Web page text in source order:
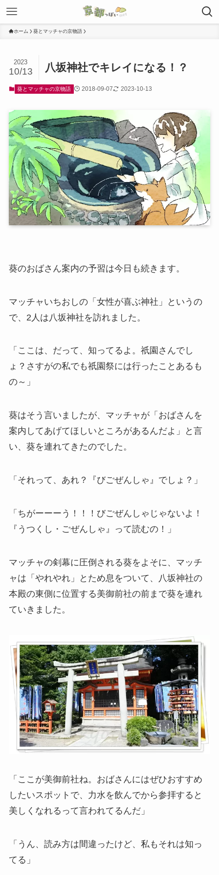
ホーム 葵とマッチャの京物語
八坂神社でキレイになる！？
2023
10/13
葵とマッチャの京物語 2018-09-07 2023-10-13
葵のおばさん案内の予習は今日も続きます。
マッチャいちおしの「女性が喜ぶ神社」というの
で、2人は八坂神社を訪れました。
「ここは、だって、知ってるよ。祇園さんでし
ょ？さすがの私でも祇園祭には行ったことあるも
の～」
葵はそう言いましたが、マッチャが「おばさんを
案内してあげてほしいところがあるんだよ」と言
い、葵を連れてきたのでした。
「それって、あれ？『びごぜんしゃ』でしょ？」
「ちがーーーう！！！びごぜんしゃじゃないよ！
『うつくし・ごぜんしゃ』って読むの！」
マッチャの剣幕に圧倒される葵をよそに、マッチ
ャは「やれやれ」とため息をついて、八坂神社の
本殿の東側に位置する美御前社の前まで葵を連れ
ていきました。
「ここが美御前社ね。おばさんにはぜひおすすめ
したいスポットで、力水を飲んでから参拝すると
美しくなれるって言われてるんだ」
「うん、読み方は間違ったけど、私もそれは知っ
てる」